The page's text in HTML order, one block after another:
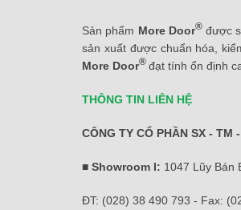
Sản phẩm More Door®được
sản xuất được chuẩn hóa,
More Door® đạt tính ổn định
THÔNG TIN LIÊN HỆ
CÔNG TY CỔ PHẦN SX - TM
■ Showroom I: 1047 Lũy Bán
ĐT: (028) 38 490 793 - Fax: